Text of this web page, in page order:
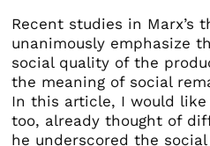
Recent studies in Marx’s
unanimously emphasize
social quality of the
the meaning of social
In this article, I would
too, already thought of
he underscored the